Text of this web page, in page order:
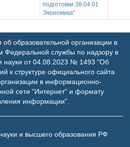
подготовки 38.04.01
Экономика"
образовательной организации в
Федеральной службы по надзору в
науки от 04.08.2023 № 1493 "Об
к структуре официального сайта
в информационно-
сети "Интернет" и формату
информации".
и высшего образования РФ